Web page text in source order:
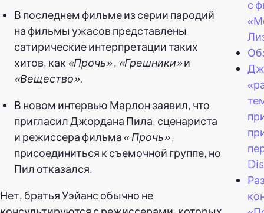
В последнем фильме из серии пародий
на фильмы ужасов представлены
сатирические интерпретации таких
хитов, как «Прочь», «Грешники»и
«Вещество».
В новом интервью Марлон заявил, что
пригласил Джордана Пила, сценариста
и режиссера фильма « Прочь»,
присоединиться к съемочной группе, но
Пил отказался.
Нет, братья Уэйанс обычно не
с